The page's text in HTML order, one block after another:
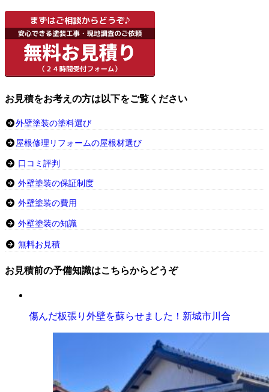
お見積をお考えの方は以下をご覧ください
外壁塗装の塗料選び
屋根修理リフォームの屋根材選び
口コミ評判
外壁塗装の保証制度
外壁塗装の費用
外壁塗装の知識
無料お見積
お見積前の予備知識はこちらからどうぞ
傷んだ板張り外壁を蘇らせました！新城市川合